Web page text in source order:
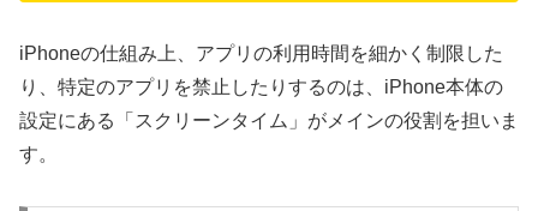
iPhoneの仕組み上、アプリの利用時間を細かく制限した
り、特定のアプリを禁止したりするのは、iPhone本体の
設定にある「スクリーンタイム」がメインの役割を担いま
す。